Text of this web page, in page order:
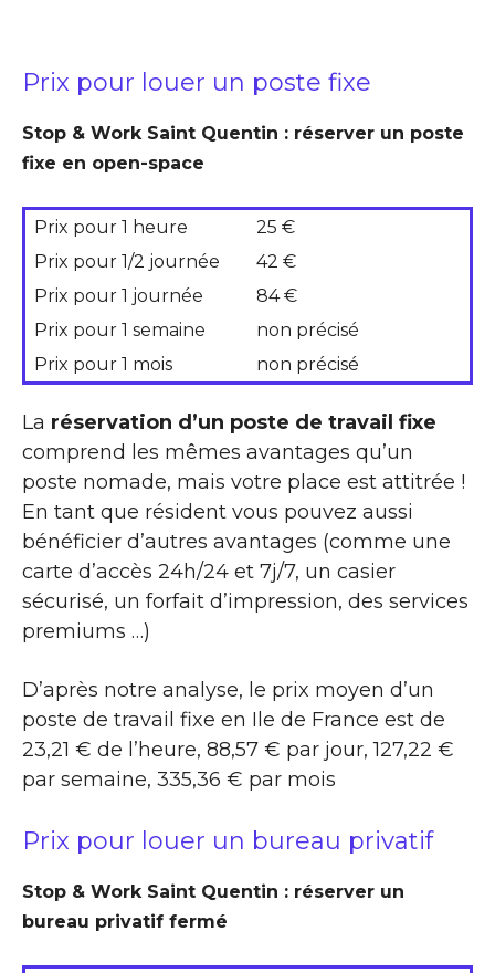
Prix pour louer un poste fixe
Stop & Work Saint Quentin : réserver un poste
fixe en open-space
Prix pour 1 heure
25 €
Prix pour 1/2 journée
42 €
Prix pour 1 journée
84 €
Prix pour 1 semaine
non précisé
Prix pour 1 mois
non précisé
La réservation d’un poste de travail fixe
comprend les mêmes avantages qu’un
poste nomade, mais votre place est attitrée !
En tant que résident vous pouvez aussi
bénéficier d’autres avantages (comme une
carte d’accès 24h/24 et 7j/7, un casier
sécurisé, un forfait d’impression, des services
premiums …)
D’après notre analyse, le prix moyen d’un
poste de travail fixe en Ile de France est de
23,21 € de l’heure, 88,57 € par jour, 127,22 €
par semaine, 335,36 € par mois
Prix pour louer un bureau privatif
Stop & Work Saint Quentin : réserver un
bureau privatif fermé